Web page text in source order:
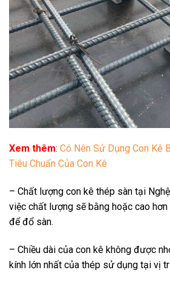
Xem thêm: Có Nên Sử Dụng Con Kê
Tiêu Chuẩn Của Con Kê
– Chất lượng con kê thép sàn tại
việc chất lượng sẽ bằng hoặc cao
để đổ sàn.
– Chiều dài của con kê không được
kính lớn nhất của thép sử dụng tại vị